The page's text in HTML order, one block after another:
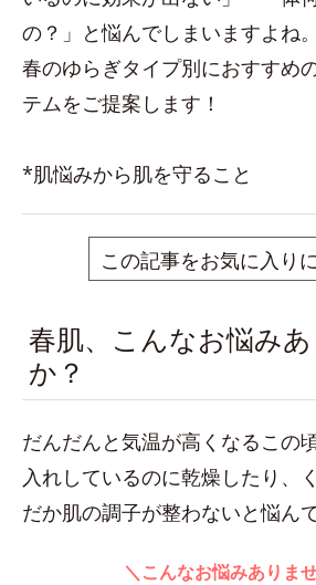
の？」と悩んでしまいますよね
春のゆらぎタイプ別におすすめ
テムをご提案します！
*肌悩みから肌を守ること
この記事をお気に入り
春肌、こんなお悩み
か？
だんだんと気温が高くなるこの
入れしているのに乾燥したり、
だか肌の調子が整わないと悩ん
＼こんなお悩みありま